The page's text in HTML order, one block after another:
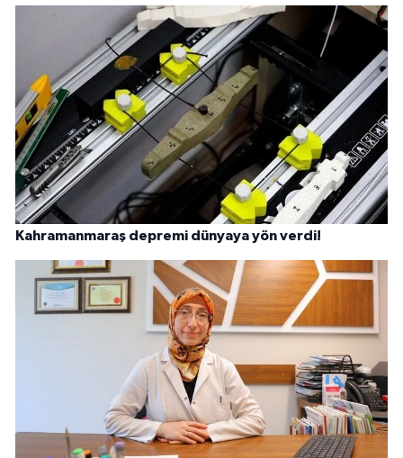
Kahramanmaraş depremi dünyaya yön verdi!